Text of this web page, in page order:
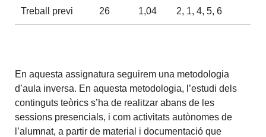
Treball previ 26 1,04 2, 1, 4, 5, 6
En aquesta assignatura seguirem una metodologia
d’aula inversa. En aquesta metodologia, l’estudi dels
continguts teòrics s’ha de realitzar abans de les
sessions presencials, i com activitats autònomes de
l’alumnat, a partir de material i documentació que